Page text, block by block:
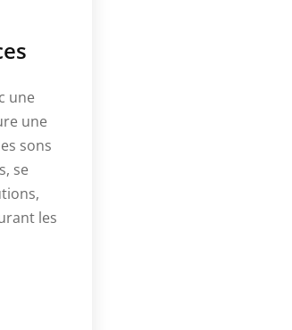
une
une
sons
se
les